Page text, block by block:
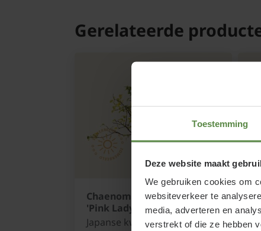
Toestemming
Deze website maakt
We gebruiken cookies om
websiteverkeer te
media, adverteren en
verstrekt of die ze hebben
Gerelateerde
Chaenomeles x superba
'Pink Lady'
Japanse kwee